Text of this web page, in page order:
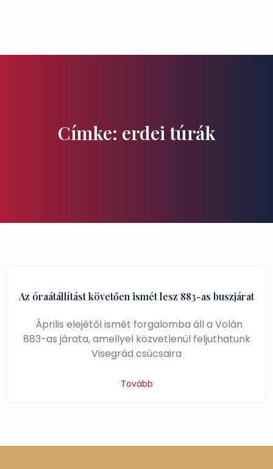
Címke: erdei túrák
Az óraátállítást követően ismét lesz 883-as buszjárat
Április elejétől ismét forgalomba áll a Volán
883-as járata, amellyel közvetlenül feljuthatunk
Visegrád csúcsaira
Tovább